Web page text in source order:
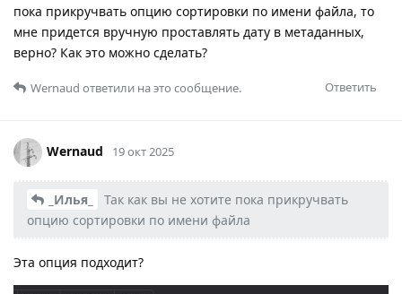
пока прикручвать опцию сортировки по имени файла, то
мне придется вручную проставлять дату в метаданных,
верно? Как это можно сделать?
Ответить
Wernaud ответили на это сообщение.
Wernaud 19 окт 2025
_Илья_
Так как вы не хотите пока прикручвать
опцию сортировки по имени файла
Эта опция подходит?